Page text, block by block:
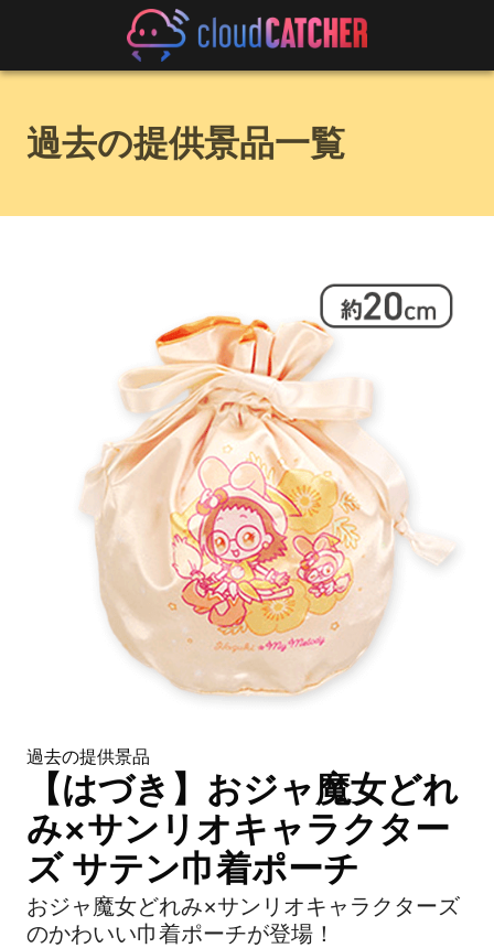
過去の提供景品一覧
過去の提供景品
【はづき】おジャ魔女どれ
み×サンリオキャラクター
ズ サテン巾着ポーチ
おジャ魔女どれみ×サンリオキャラクターズ
のかわいい巾着ポーチが登場！